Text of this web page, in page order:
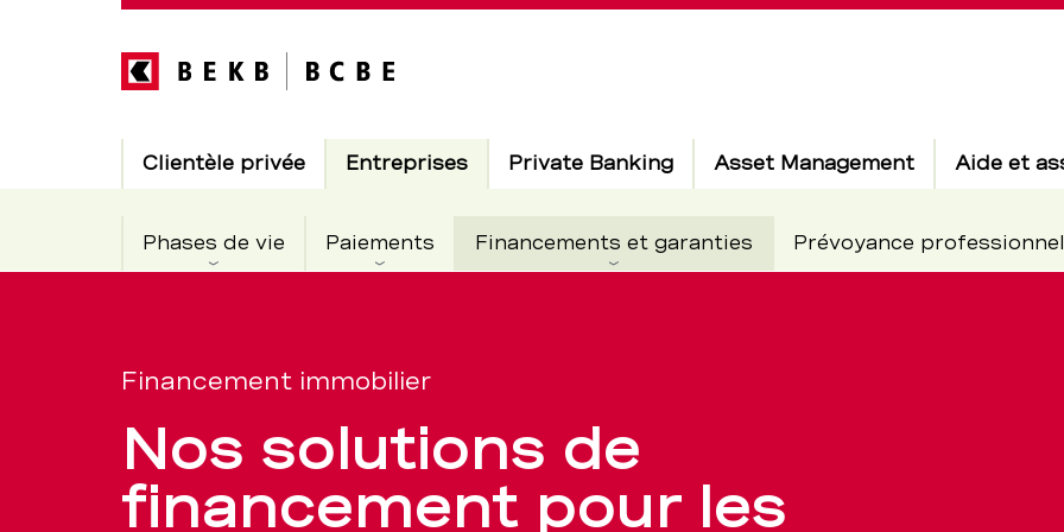
immobilier
pour
Hauptnavigation
Clientèle privée EntreprisesActif
Phases de vie Paiements Financements et garanties ActifPrévoyance
Private Banking Asset Management Aide et
navigation
service
Financement immobilier
Nos solutions de
financement pour les